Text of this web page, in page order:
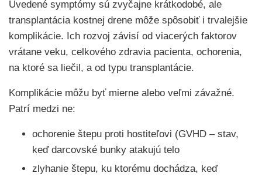
Uvedené symptómy sú zvyčajne krátkodobé, ale
transplantácia kostnej drene môže spôsobiť i trvalejšie
komplikácie. Ich rozvoj závisí od viacerých faktorov
vrátane veku, celkového zdravia pacienta, ochorenia,
na ktoré sa liečil, a od typu transplantácie.
Komplikácie môžu byť mierne alebo veľmi závažné.
Patrí medzi ne:
ochorenie štepu proti hostiteľovi (GVHD – stav,
keď darcovské bunky atakujú telo
zlyhanie štepu, ku ktorému dochádza, keď